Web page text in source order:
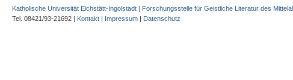
Katholische Universität Eichstätt-Ingolstadt | Forschungsstelle für Geistliche Literatur des
Tel. 08421/93-21692 | Kontakt | Impressum | Datenschutz